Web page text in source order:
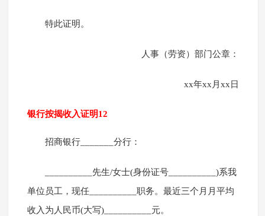
特此证明。
人事（劳资）部门公章：
xx年xx月xx日
银行按揭收入证明12
招商银行_______分行：
__________先生/女士(身份证号__________)系我
单位员工，现任__________职务。最近三个月月平均
收入为人民币(大写)__________元。